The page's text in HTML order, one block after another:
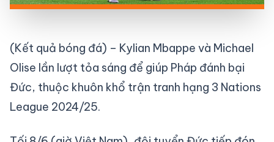
(Kết quả bóng đá) – Kylian Mbappe và Michael
Olise lần lượt tỏa sáng để giúp Pháp đánh bại
Đức, thuộc khuôn khổ trận tranh hạng 3 Nations
League 2024/25.